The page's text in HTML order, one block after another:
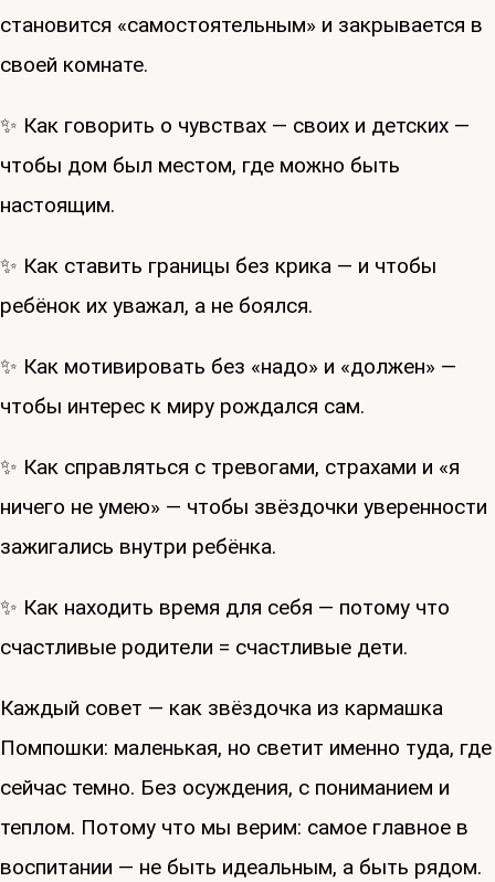
становится «самостоятельным» и закрывается в
своей комнате.
✨ Как говорить о чувствах — своих и детских —
чтобы дом был местом, где можно быть
настоящим.
✨ Как ставить границы без крика — и чтобы
ребёнок их уважал, а не боялся.
✨ Как мотивировать без «надо» и «должен» —
чтобы интерес к миру рождался сам.
✨ Как справляться с тревогами, страхами и «я
ничего не умею» — чтобы звёздочки уверенности
зажигались внутри ребёнка.
✨ Как находить время для себя — потому что
счастливые родители = счастливые дети.
Каждый совет — как звёздочка из кармашка
Помпошки: маленькая, но светит именно туда, где
сейчас темно. Без осуждения, с пониманием и
теплом. Потому что мы верим: самое главное в
воспитании — не быть идеальным, а быть рядом.